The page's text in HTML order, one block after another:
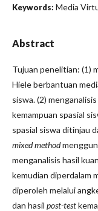
Keywords: Media
Abstract
Tujuan penelitian: (1)
Hiele berbantuan
siswa. (2)
kemampuan spasial
spasial siswa ditinjau
mixed method
menganalisis hasil
kemudian diperdalam
diperoleh melalui
dan hasil post-test